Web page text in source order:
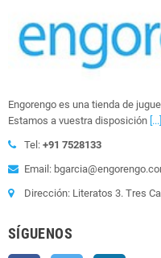
Engorengo es una tienda de
Estamos a vuestra disposición [...]
Tel: +91 7528133
Email:
Dirección: Literatos 3. Tres
SÍGUENOS